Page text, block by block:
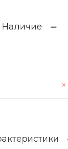
Наличие